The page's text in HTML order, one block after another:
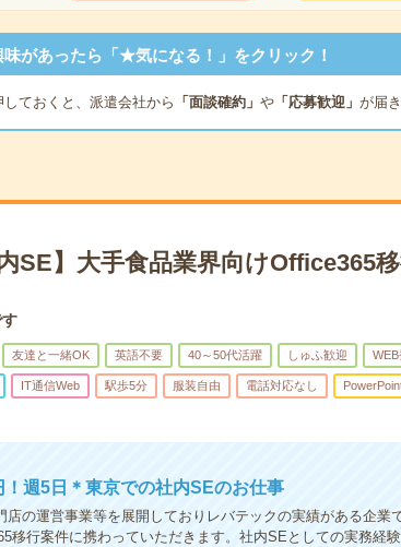
味があったら「★気になる！」をクリック！
しておくと、派遣会社から 「面談確約」 や「応募歓迎」 が届
SE】大手食品業界向けOffice365
友達と一緒OK 英語不要 40～50代活躍 しゅふ歓迎
IT通信Web 駅歩5分 服装自由 電話対応なし
週5日＊東京での社内SEのお仕事
店の運営事業等を展開しておりレバテックの実績がある企業
移行案件に携わっていただきます。社内SEとしての実務経